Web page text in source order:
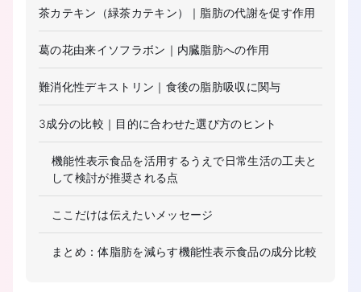
茶カテキン（緑茶カテキン）｜脂肪の代謝を促す作用
葛の花由来イソフラボン｜内臓脂肪への作用
難消化性デキストリン｜食後の脂肪吸収に関与
3成分の比較｜目的に合わせた選び方のヒント
機能性表示食品を活用するうえで日常生活の工夫と
して検討が推奨される点
ここだけは伝えたいメッセージ
まとめ：体脂肪を減らす機能性表示食品の成分比較